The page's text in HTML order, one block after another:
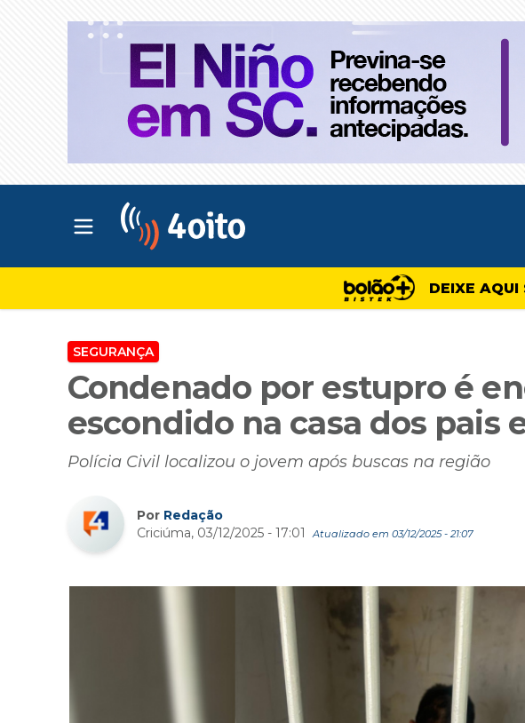
Abrir menu principal
DEIXE AQUI
SEGURANÇA
Condenado por estupro é
escondido na casa dos pais
Polícia Civil localizou o jovem após buscas na região
Por Redação
Criciúma, 03/12/2025 - 17:01
Atualizado em 03/12/2025 - 21:07